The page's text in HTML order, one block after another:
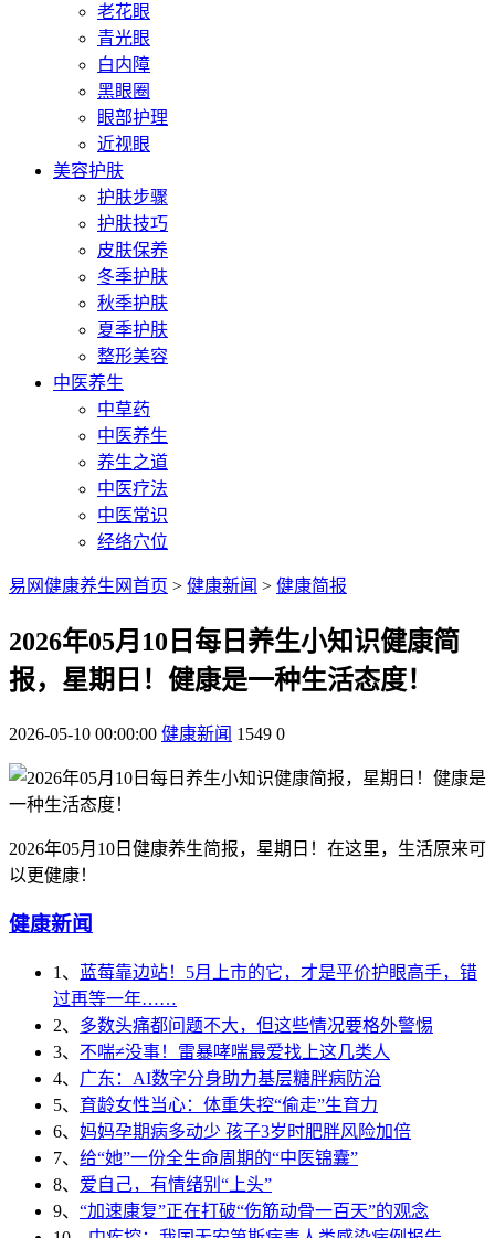
老花眼
青光眼
白内障
黑眼圈
眼部护理
近视眼
美容护肤
护肤步骤
护肤技巧
皮肤保养
冬季护肤
秋季护肤
夏季护肤
整形美容
中医养生
中草药
中医养生
养生之道
中医疗法
中医常识
经络穴位
易网健康养生网首页 > 健康新闻 > 健康简报
2026年05月10日每日养生小知识健康简
报，星期日！健康是一种生活态度！
2026-05-10 00:00:00 健康新闻 1549 0
2026年05月10日健康养生简报，星期日！在这里，生活原来可
以更健康！
健康新闻
1、
蓝莓靠边站！5月上市的它，才是平价护眼高手，错
过再等一年……
2、 多数头痛都问题不大，但这些情况要格外警惕
3、 不喘≠没事！雷暴哮喘最爱找上这几类人
4、 广东：AI数字分身助力基层糖胖病防治
5、 育龄女性当心：体重失控“偷走”生育力
6、 妈妈孕期病多动少 孩子3岁时肥胖风险加倍
7、 给“她”一份全生命周期的“中医锦囊”
8、 爱自己，有情绪别“上头”
9、 “加速康复”正在打破“伤筋动骨一百天”的观念